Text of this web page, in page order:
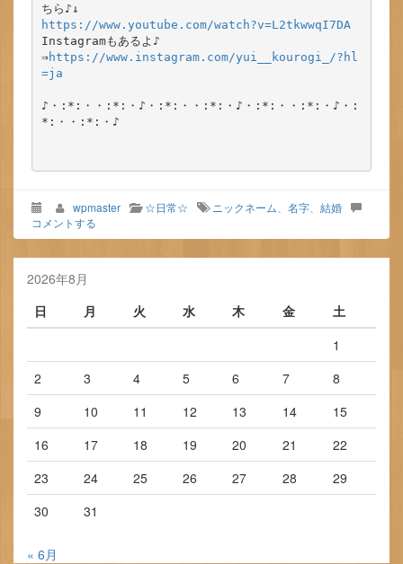
https://www.youtube.com/watch?v=L2tkwwqI7DA
Instagramもあるよ♪
⇒https://www.instagram.com/yui__kourogi_/?hl
=ja
♪・:*:・・:*:・♪・:*:・・:*:・♪・:*:・・:*:・♪・:
*:・・:*:・♪
wpmaster ☆日常☆ ニックネーム 名字
結婚
コメントする
2026年8月
日
月 火 水 木 金
土
1
2
3 4 5 6 7
8
9
10 11 12 13 14
15
16
17 18 19 20 21
22
23
24 25 26 27 28
29
30
31
« 6月